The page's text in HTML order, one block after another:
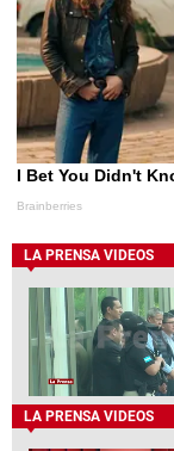
LA PRENSA VIDEOS
LA PRENSA VIDEOS